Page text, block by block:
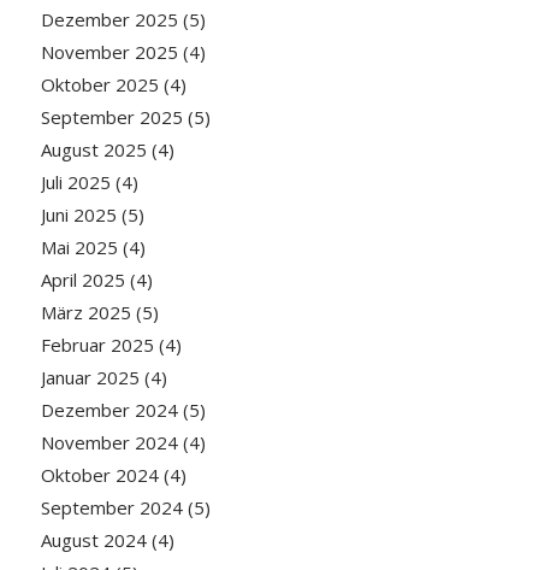
Dezember 2025 (5)
November 2025 (4)
Oktober 2025 (4)
September 2025 (5)
August 2025 (4)
Juli 2025 (4)
Juni 2025 (5)
Mai 2025 (4)
April 2025 (4)
März 2025 (5)
Februar 2025 (4)
Januar 2025 (4)
Dezember 2024(5)
November 2024(4)
Oktober 2024(4)
September 2024(5)
August 2024(4)